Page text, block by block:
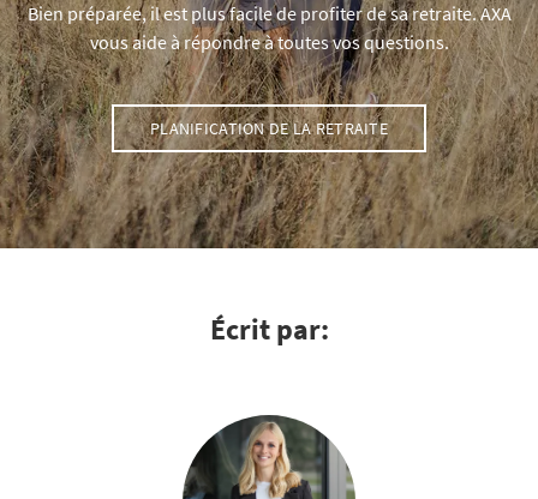
Bien préparée, il est plus facile de profiter de sa retraite. AXA
vous aide à répondre à toutes vos questions.
PLANIFICATION DE LA RETRAITE
Écrit par: